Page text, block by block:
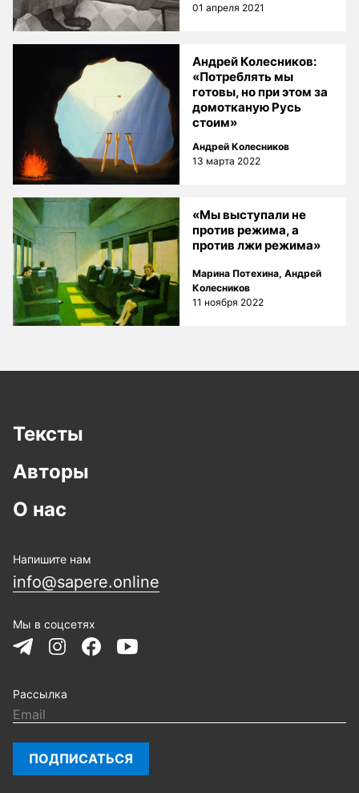
01 апреля 2021
Андрей Колесников:
«Потреблять мы
готовы, но при этом за
домотканую Русь
стоим»
Андрей Колесников
13 марта 2022
«Мы выступали не
против режима, а
против лжи режима»
Марина Потехина, Андрей
Колесников
11 ноября 2022
Тексты
Авторы
О нас
Напишите нам
info@sapere.online
Мы в соцсетях
Рассылка
ПОДПИСАТЬСЯ